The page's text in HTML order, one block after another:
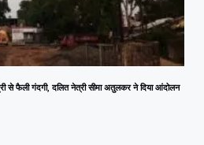
से फैली गंदगी, दलित नेत्री सीमा अतुलकर ने दिया आंदोलन